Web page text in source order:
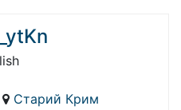
Старий Крим